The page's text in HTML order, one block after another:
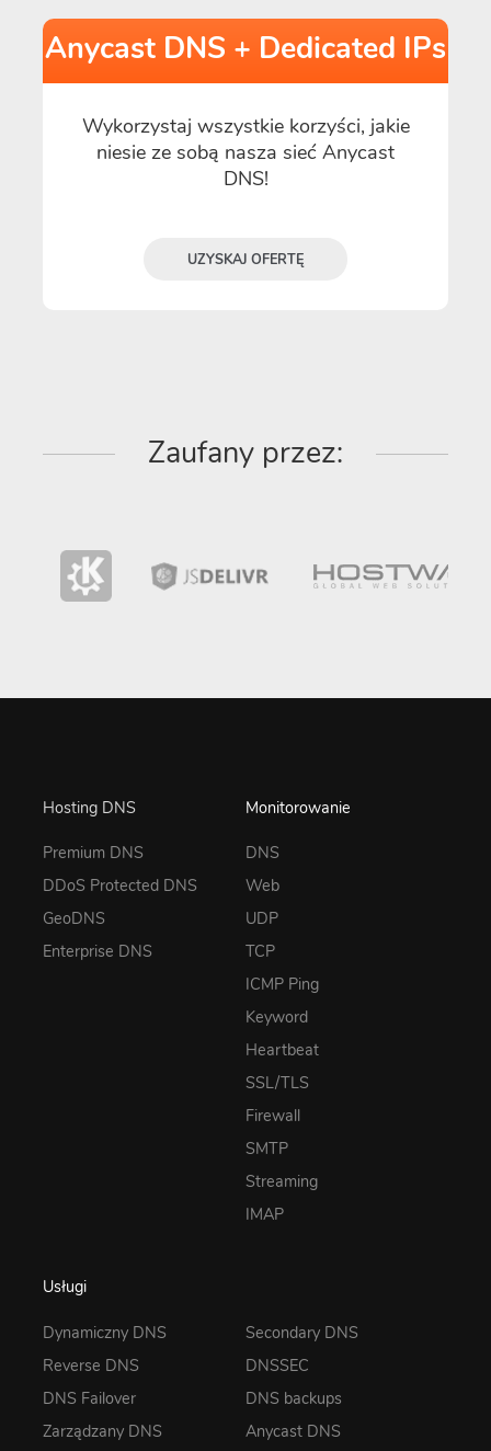
Anycast DNS + Dedicated IPs
Wykorzystaj wszystkie korzyści, jakie
niesie ze sobą nasza sieć Anycast
DNS!
UZYSKAJ OFERTĘ
Zaufany przez:
Hosting DNS
Premium DNS
DDoS Protected DNS
GeoDNS
Enterprise DNS
Monitorowanie
DNS
Web
UDP
TCP
ICMP Ping
Keyword
Heartbeat
SSL/TLS
Firewall
SMTP
Streaming
IMAP
Usługi
Dynamiczny DNS
Reverse DNS
DNS Failover
Zarządzany DNS
Secondary DNS
DNSSEC
DNS backups
Anycast DNS